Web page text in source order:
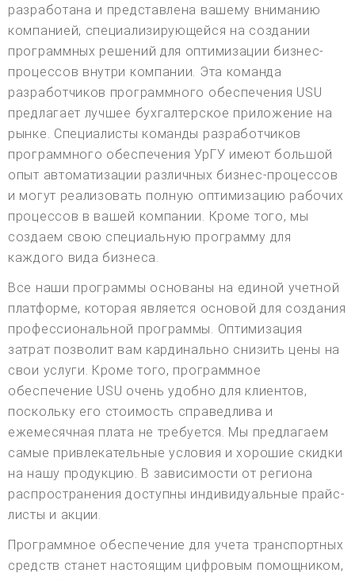
разработана и представлена вашему вниманию
компанией, специализирующейся на создании
программных решений для оптимизации бизнес-
процессов внутри компании. Эта команда
разработчиков программного обеспечения USU
предлагает лучшее бухгалтерское приложение на
рынке. Специалисты команды разработчиков
программного обеспечения УрГУ имеют большой
опыт автоматизации различных бизнес-процессов
и могут реализовать полную оптимизацию рабочих
процессов в вашей компании. Кроме того, мы
создаем свою специальную программу для
каждого вида бизнеса.
Все наши программы основаны на единой учетной
платформе, которая является основой для создания
профессиональной программы. Оптимизация
затрат позволит вам кардинально снизить цены на
свои услуги. Кроме того, программное
обеспечение USU очень удобно для клиентов,
поскольку его стоимость справедлива и
ежемесячная плата не требуется. Мы предлагаем
самые привлекательные условия и хорошие скидки
на нашу продукцию. В зависимости от региона
распространения доступны индивидуальные прайс-
листы и акции.
Программное обеспечение для учета транспортных
средств станет настоящим цифровым помощником,